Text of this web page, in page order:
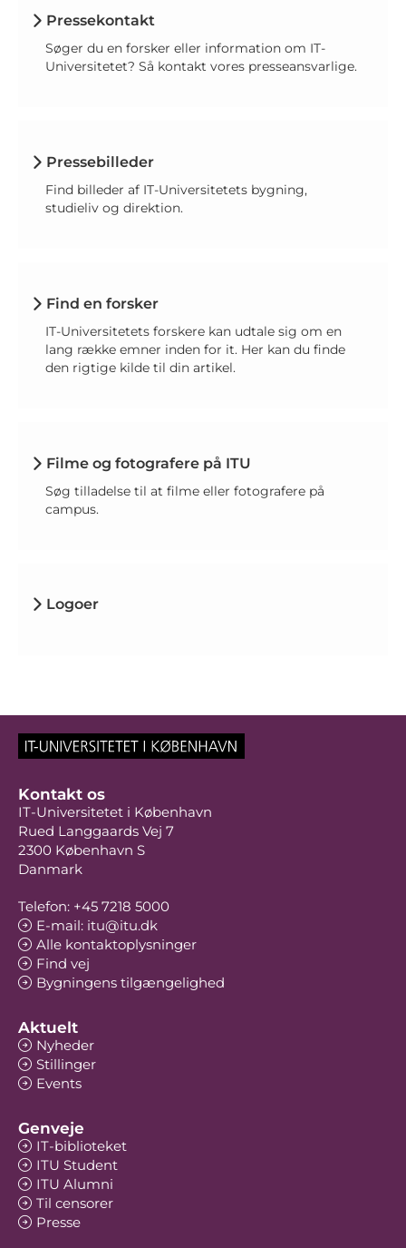
Pressekontakt
Søger du en forsker eller information om IT-
Universitetet? Så kontakt vores presseansvarlige.
Pressebilleder
Find billeder af IT-Universitetets bygning,
studieliv og direktion.
Find en forsker
IT-Universitetets forskere kan udtale sig om en
lang række emner inden for it. Her kan du finde
den rigtige kilde til din artikel.
Filme og fotografere på ITU
Søg tilladelse til at filme eller fotografere på
campus.
Logoer
Kontakt os
IT-Universitetet i København
Rued Langgaards Vej 7
2300 København S
Danmark
Telefon: +45 7218 5000
E-mail: itu@itu.dk
Alle kontaktoplysninger
Find vej
Bygningens tilgængelighed
Aktuelt
Nyheder
Stillinger
Events
Genveje
IT-biblioteket
ITU Student
ITU Alumni
Til censorer
Presse